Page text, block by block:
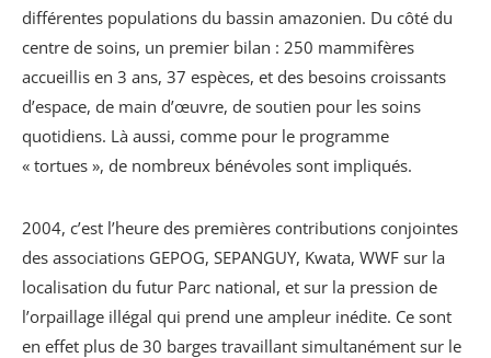
différentes populations du bassin amazonien. Du côté du
centre de soins, un premier bilan : 250 mammifères
accueillis en 3 ans, 37 espèces, et des besoins croissants
d’espace, de main d’œuvre, de soutien pour les soins
quotidiens. Là aussi, comme pour le programme
« tortues », de nombreux bénévoles sont impliqués.
2004, c’est l’heure des premières contributions conjointes
des associations GEPOG, SEPANGUY, Kwata, WWF sur la
localisation du futur Parc national, et sur la pression de
l’orpaillage illégal qui prend une ampleur inédite. Ce sont
en effet plus de 30 barges travaillant simultanément sur le